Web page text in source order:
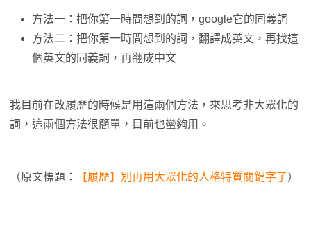
方法一：把你第一時間想到的詞，google它的同義詞
方法二：把你第一時間想到的詞，翻譯成英文，再找這
個英文的同義詞，再翻成中文
我目前在改履歷的時候是用這兩個方法，來思考非大眾化的
詞，這兩個方法很簡單，目前也蠻夠用。
（原文標題： 【履歷】別再用大眾化的人格特質關鍵字了）